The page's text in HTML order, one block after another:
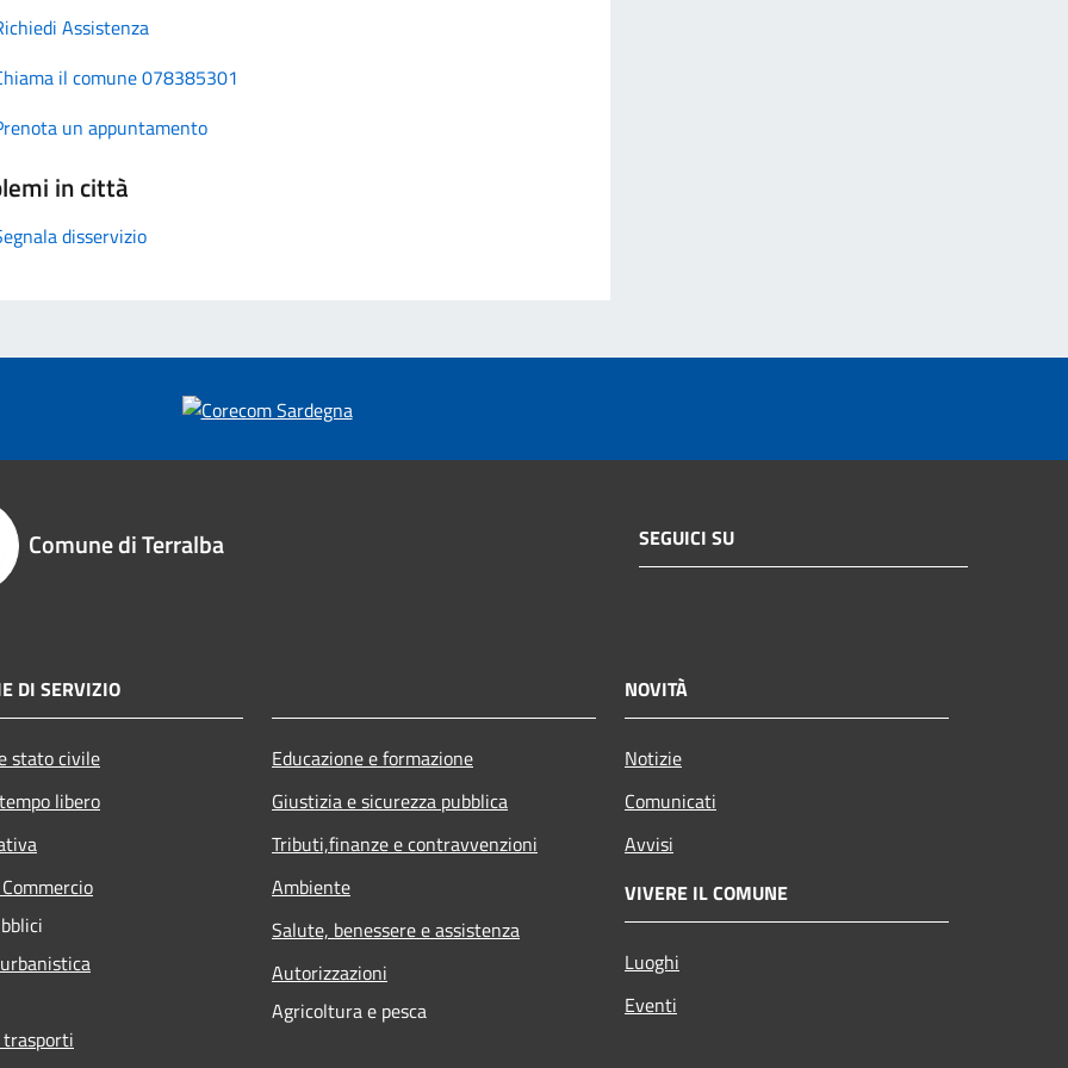
Assistenza
il comune 078385301
un appuntamento
in città
disservizio
Comune di Terralba SEGUICI SU
DI SERVIZIO
stato civile
libero
Educazione e formazione
Giustizia e sicurezza pubblica
Tributi,finanze e contravvenzioni
Ambiente
Salute, benessere e assistenza
Autorizzazioni
Agricoltura e pesca
NOVITÀ
Notizie
Comunicati
Avvisi
VIVERE IL COMUNE
Luoghi
Eventi